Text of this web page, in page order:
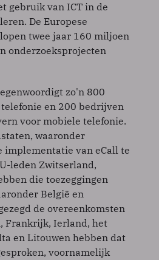
gebruik van ICT in de
De Europese
twee jaar 160 miljoen
onderzoeksprojecten
zo'n 800
en 200 bedrijven
voor mobiele telefonie.
waaronder
implementatie van eCall te
leden Zwitserland,
die toezeggingen
België en
de overeenkomsten
Frankrijk, Ierland, het
en Litouwen hebben dat
voornamelijk